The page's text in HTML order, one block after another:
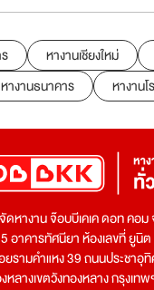
หางานเชียงใหม่
หางานธนาคาร หางานโ
ดหางาน จ๊อบบีเคเค ดอท คอม
อาคารทัศนียา ห้องเลขที่ ยูนิ
ยรามคำแหง 39 ถนนประชาอุ
หลางเขตวังทองหลาง กรุงเท